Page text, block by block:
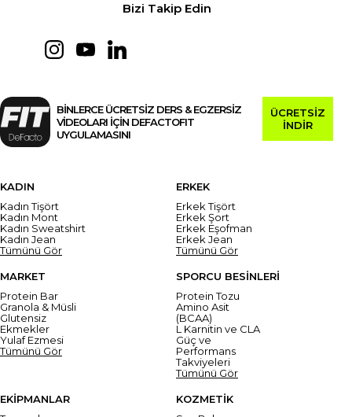
Bizi Takip Edin
BİNLERCE ÜCRETSİZ DERS & EGZERSİZ
VİDEOLARI İÇİN DEFACTOFIT
UYGULAMASINI
ÜCRETSİZ
İNDİR
KADIN
Kadın Tişört
Kadın Mont
Kadın Sweatshirt
Kadın Jean
Tümünü Gör
ERKEK
Erkek Tişört
Erkek Şort
Erkek Eşofman
Erkek Jean
Tümünü Gör
MARKET
Protein Bar
Granola & Müsli
Glutensiz
Ekmekler
Yulaf Ezmesi
Tümünü Gör
SPORCU BESİNLERİ
Protein Tozu
Amino Asit
(BCAA)
L Karnitin ve CLA
Güç ve
Performans
Takviyeleri
Tümünü Gör
EKİPMANLAR
KOZMETİK